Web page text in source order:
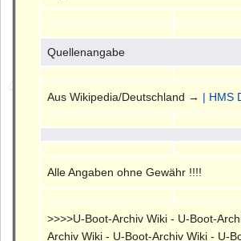
Quellenangabe
Aus Wikipedia/Deutschland → | HMS
Alle Angaben ohne Gewähr !!!!
>>>>U-Boot-Archiv Wiki - U-Boot-
Archiv Wiki - U-Boot-Archiv Wiki - U-